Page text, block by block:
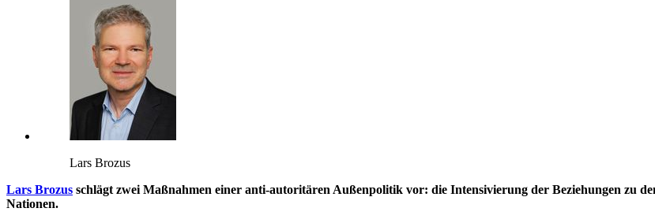
Lars Brozus
Lars Brozus schlägt zwei Maßnahmen einer anti-autoritären Außenpolitik vor: die Intensivierung der Beziehungen zu
Nationen.